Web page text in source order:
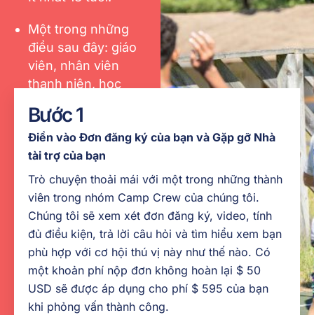
Một trong những
điều sau đây: giáo
viên, nhân viên
thanh niên, học
kỹ năng đặc biệt
cần thiết tại trại (ví
dụ: thể thao, khóa
học dây thừng, lái
thuyền, gốm sứ,
v.v.)
Thành thạo tiếng
Anh (kỹ năng đàm
thoại và hiểu tuyệt
vời)
Bước 1
Điền vào Đơn đăng ký của bạn và Gặp gỡ Nhà
tài trợ của bạn
Trò chuyện thoải mái với một trong những thành
viên trong nhóm Camp Crew của chúng tôi.
Chúng tôi sẽ xem xét đơn đăng ký, video, tính
đủ điều kiện, trả lời câu hỏi và tìm hiểu xem bạn
phù hợp với cơ hội thú vị này như thế nào. Có
một khoản phí nộp đơn không hoàn lại $ 50
USD sẽ được áp dụng cho phí $ 595 của bạn
khi phỏng vấn thành công.